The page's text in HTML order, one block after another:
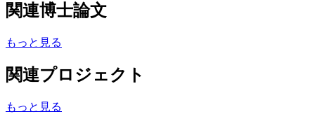
関連博士論文
もっと見る
関連プロジェクト
もっと見る